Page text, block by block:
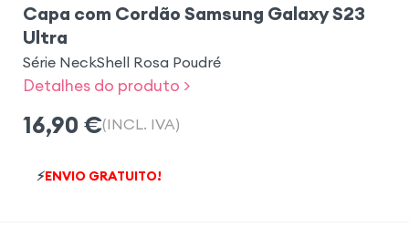
Capa com Cordão Samsung Galaxy S23
Ultra
Série NeckShell Rosa Poudré
Detalhes do produto >
16,90 €(INCL. IVA)
⚡ENVIO GRATUITO!